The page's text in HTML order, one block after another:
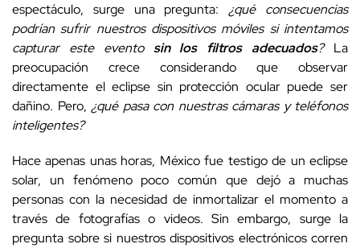
espectáculo, surge una pregunta:¿qué consecuencias
podrían sufrir nuestros dispositivos móviles si intentamos
capturar este evento sin los filtros adecuados?La
preocupación crece considerando que observar
directamente el eclipse sin protección ocular puede ser
dañino. Pero, ¿qué pasa con nuestras cámaras y teléfonos
inteligentes?
Hace apenas unas horas, México fue testigo de un eclipse
solar, un fenómeno poco común que dejó a muchas
personas con la necesidad de inmortalizar el momento a
través de fotografías o videos. Sin embargo, surge la
pregunta sobre si nuestros dispositivos electrónicos corren